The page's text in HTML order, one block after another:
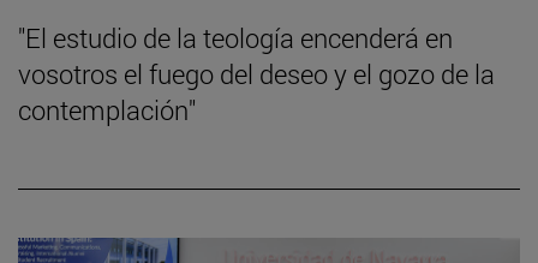
"El estudio de la teología encenderá en
vosotros el fuego del deseo y el gozo de la
contemplación"